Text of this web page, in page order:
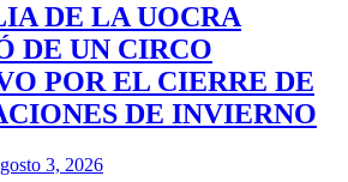
DE LA UOCRA
DE UN CIRCO
POR EL CIERRE DE
DE INVIERNO
3, 2026